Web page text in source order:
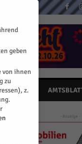
- Anzeige -
geben
von ihnen
zu
z.